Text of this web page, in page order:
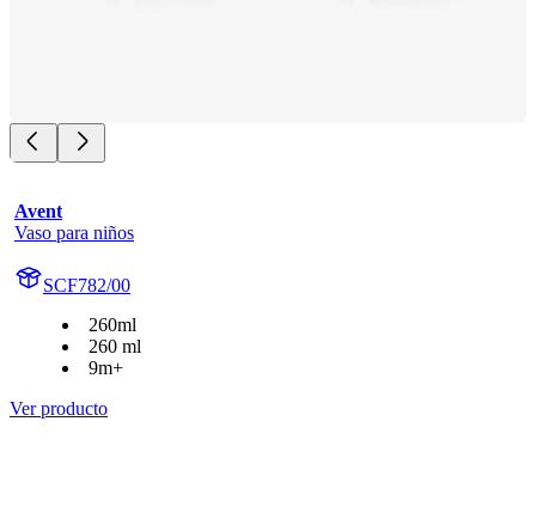
Avent
Vaso para niños
SCF782/00
260ml
260 ml
9m+
Ver producto